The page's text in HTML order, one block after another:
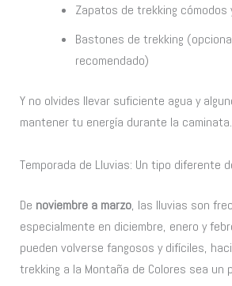
Zapatos de trekking
Bastones de trekking
recomendado)
Y no olvides llevar suficiente agua y
mantener tu energía durante la caminata.
Temporada de Lluvias: Un tipo diferente
De noviembre a marzo, las lluvias son
especialmente en diciembre, enero y
pueden volverse fangosos y difíciles,
trekking a la Montaña de Colores sea un